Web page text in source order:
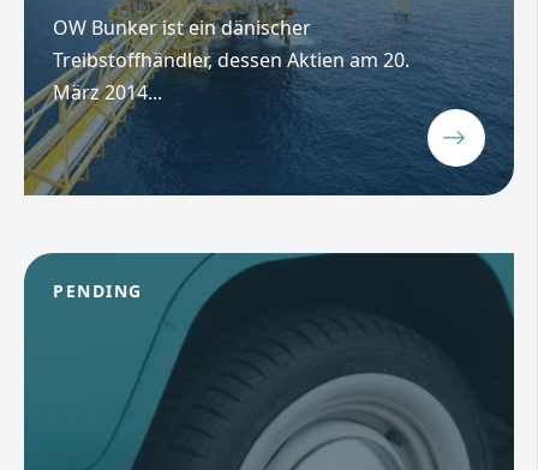
OW Bunker ist ein dänischer
Treibstoffhändler, dessen Aktien am 20.
März 2014...
PENDING